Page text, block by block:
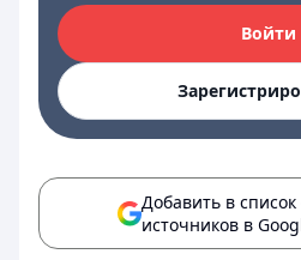
Войти
Добавить в
источников в